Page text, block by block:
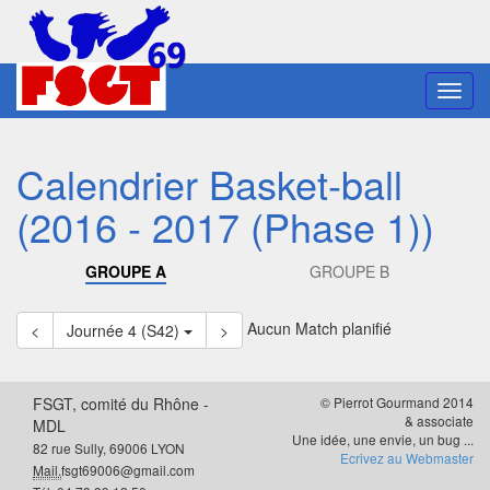
Calendrier Basket-ball
(2016 - 2017 (Phase 1))
GROUPE A GROUPE B
< Journée 4 (S42) > Aucun Match planifié
FSGT, comité du Rhône -
MDL
82 rue Sully, 69006 LYON
Mail.fsgt69006@gmail.com
© Pierrot Gourmand 2014
& associate
Une idée, une envie, un bug ...
Ecrivez au Webmaster